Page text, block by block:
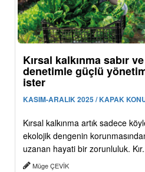
Kırsal kalkınma sabır
denetimle güçlü
ister
KASIM-ARALIK 2025 / KAPAK
Kırsal kalkınma artık sadece
ekolojik dengenin
uzanan hayati bir zorunluluk.
Müge ÇEVİK